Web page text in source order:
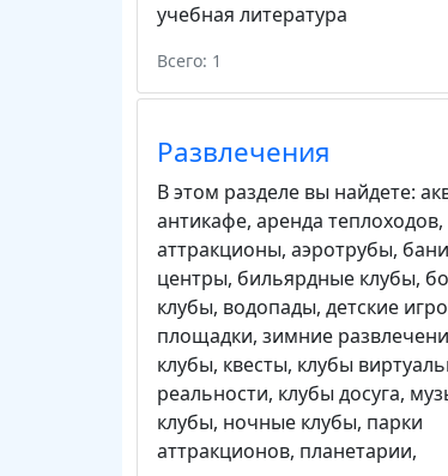
учебная литература
Всего: 1
Развлечения
В этом разделе вы найдете:
антикафе, аренда теплоходов,
аттракционы, аэротрубы, бани
центры, бильярдные клубы,
клубы, водопады, детские
площадки, зимние
клубы, квесты, клубы
реальности, клубы досуга,
клубы, ночные клубы, парки
аттракционов, планетарии,